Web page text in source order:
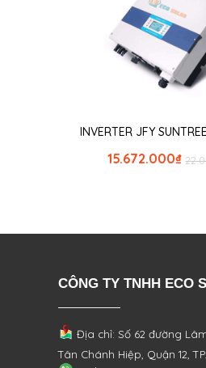
INVERTER JFY
₫
15.672.000
CÔNG TY TNHH ECO
Địa chỉ: Số 62 đường
Tân Chánh Hiệp, Quận 12,